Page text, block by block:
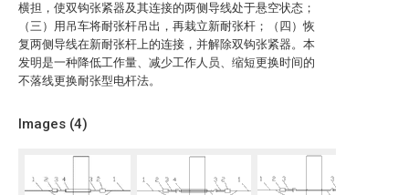
横担，使双钩张紧器及其连接的两侧导线处于悬空状态；
（三）用吊车将耐张杆吊出，再栽立新耐张杆；（四）恢
复两侧导线在新耐张杆上的连接，并解除双钩张紧器。本
发明是一种降低工作量、减少工作人员、缩短更换时间的
不落线更换耐张型电杆法。
Images (4)